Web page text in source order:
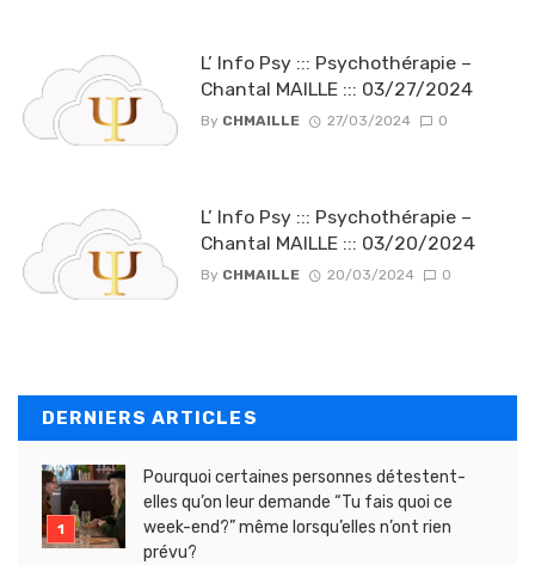
L’ Info Psy ::: Psychothérapie –
Chantal MAILLE ::: 03/27/2024
By CHMAILLE 27/03/2024 0
L’ Info Psy ::: Psychothérapie –
Chantal MAILLE ::: 03/20/2024
By CHMAILLE 20/03/2024 0
DERNIERS ARTICLES
Pourquoi certaines personnes détestent-
elles qu’on leur demande “Tu fais quoi ce
week-end?” même lorsqu’elles n’ont rien
prévu?